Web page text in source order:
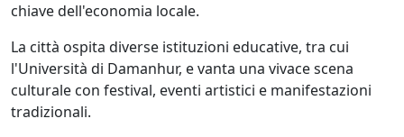
chiave dell'economia locale.
La città ospita diverse istituzioni educative, tra cui
l'Università di Damanhur, e vanta una vivace scena
culturale con festival, eventi artistici e manifestazioni
tradizionali.